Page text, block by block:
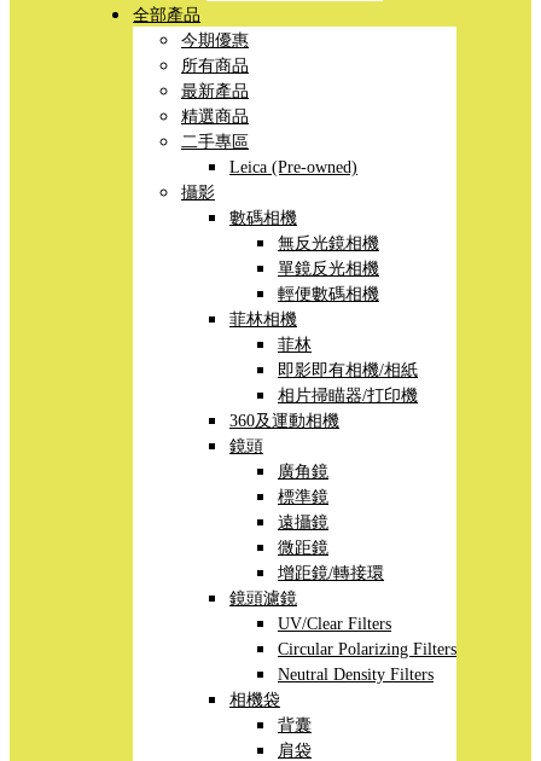
全部產品
今期優惠
所有商品
最新產品
精選商品
二手專區
Leica (Pre-owned)
攝影
數碼相機
無反光鏡相機
單鏡反光相機
輕便數碼相機
菲林相機
菲林
即影即有相機/相紙
相片掃瞄器/打印機
360及運動相機
鏡頭
廣角鏡
標準鏡
遠攝鏡
微距鏡
增距鏡/轉接環
鏡頭濾鏡
UV/Clear Filters
Circular Polarizing Filters
Neutral Density Filters
相機袋
背囊
肩袋